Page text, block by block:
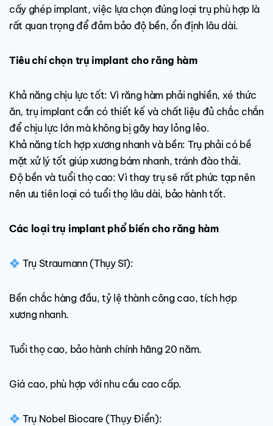
cấy ghép implant, việc lựa chọn đúng loại trụ phù hợp là
rất quan trọng để đảm bảo độ bền, ổn định lâu dài.
Tiêu chí chọn trụ implant cho răng hàm
Khả năng chịu lực tốt: Vì răng hàm phải nghiền, xé thức
ăn, trụ implant cần có thiết kế và chất liệu đủ chắc chắn
để chịu lực lớn mà không bị gãy hay lỏng lẻo.
Khả năng tích hợp xương nhanh và bền: Trụ phải có bề
mặt xử lý tốt giúp xương bám nhanh, tránh đào thải.
Độ bền và tuổi thọ cao: Vì thay trụ sẽ rất phức tạp nên
nên ưu tiên loại có tuổi thọ lâu dài, bảo hành tốt.
Các loại trụ implant phổ biến cho răng hàm
Trụ Straumann (Thụy Sĩ):
Bền chắc hàng đầu, tỷ lệ thành công cao, tích hợp
xương nhanh.
Tuổi thọ cao, bảo hành chính hãng 20 năm.
Giá cao, phù hợp với nhu cầu cao cấp.
Trụ Nobel Biocare (Thụy Điển):